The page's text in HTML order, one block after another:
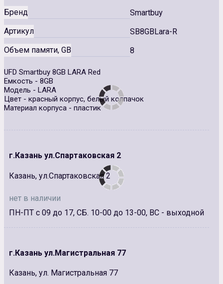
Бренд
Smartbuy
Артикул
SB8GBLara-R
Объем памяти, GB
8
UFD Smartbuy 8GB LARA Red
Емкость - 8GB
Модель - LARA
Цвет - красный корпус, белый колпачок
Материал корпуса - пластик
г.Казань ул.Спартаковская 2
Казань, ул.Спартаковская 2
нет в наличии
ПН-ПТ с 09 до 17, СБ. 10-00 до 13-00, ВС - выходной
г.Казань ул.Магистральная 77
Казань, ул. Магистральная 77